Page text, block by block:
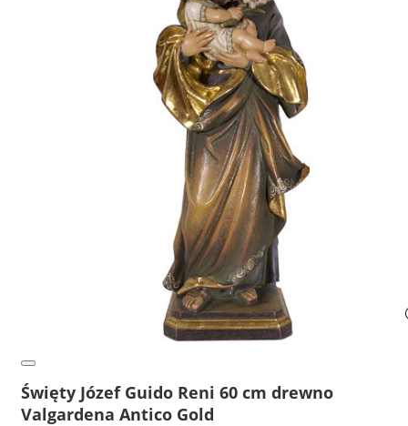
Święty Józef Guido Reni 60 cm drewno
Valgardena Antico Gold